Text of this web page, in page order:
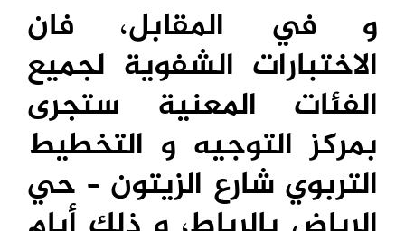
و في المقابل، فان
الاختبارات الشفوية لجميع
الفئات المعنية ستجرى
بمركز التوجيه و التخطيط
التربوي شارع الزيتون – حي